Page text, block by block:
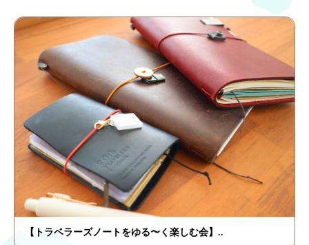
【トラベラーズノートをゆる〜く楽しむ会】..